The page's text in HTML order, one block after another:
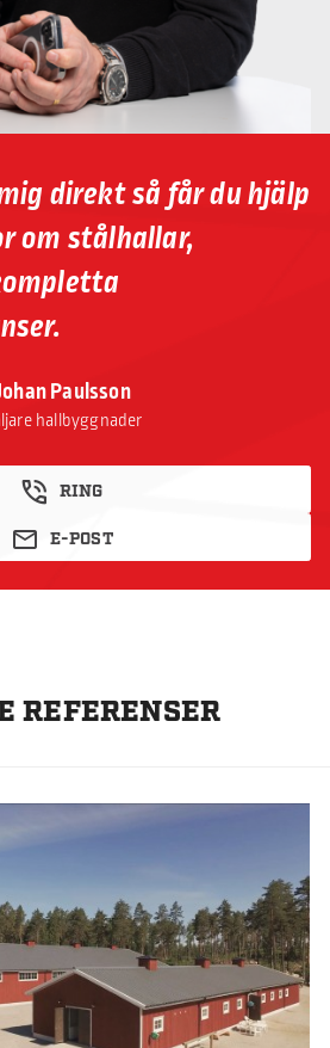
Paulsson
hallbyggnader
RING
E-POST
direkt så får du hjälp
om stålhallar,
REFERENSER